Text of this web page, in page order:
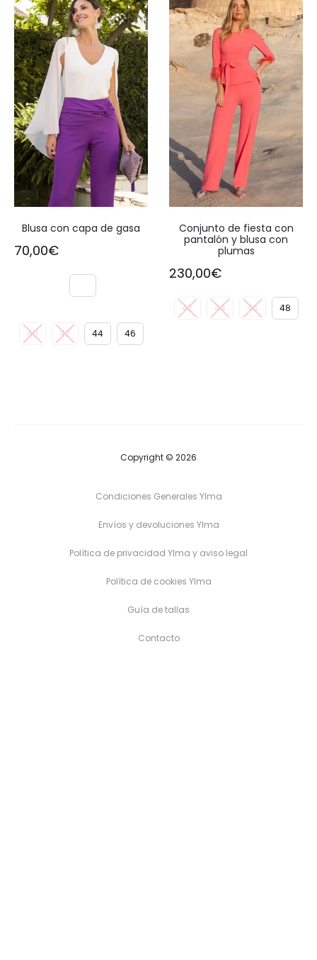
Blusa con capa de gasa
70,00€
40 42 44 46
Conjunto de fiesta con
pantalón y blusa con
plumas
230,00€
42 44 46 48
Copyright © 2026
Condiciones Generales Ylma
Envíos y devoluciones Ylma
Política de privacidad Ylma y aviso legal
Política de cookies Ylma
Guía de tallas
Contacto